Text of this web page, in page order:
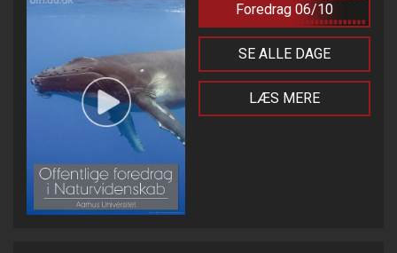
Foredrag 06/10
SE ALLE DAGE
LÆS MERE